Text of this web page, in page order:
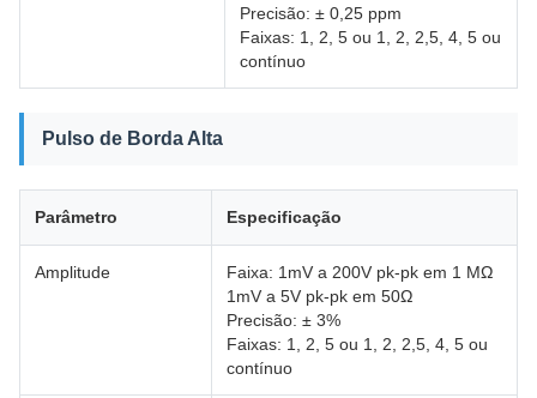
Precisão: ± 0,25 ppm
Faixas: 1, 2, 5 ou 1, 2, 2,5, 4, 5 ou
contínuo
Pulso de Borda Alta
Parâmetro Especificação
Amplitude
Faixa: 1mV a 200V pk-pk em 1 MΩ
1mV a 5V pk-pk em 50Ω
Precisão: ± 3%
Faixas: 1, 2, 5 ou 1, 2, 2,5, 4, 5 ou
contínuo